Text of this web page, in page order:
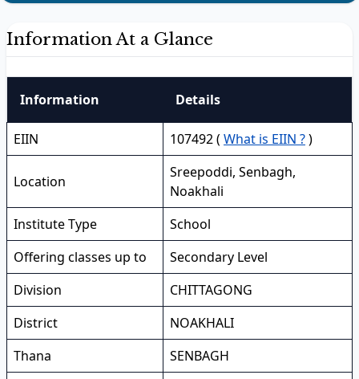
Information At a Glance
Information Details
EIIN 107492 ( What is EIIN ?)
Location
Sreepoddi, Senbagh,
Noakhali
Institute Type
School
Offering classes up to
Secondary Level
Division
CHITTAGONG
District
NOAKHALI
Thana
SENBAGH